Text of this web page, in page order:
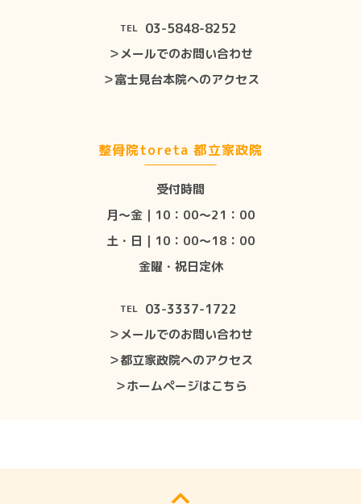
TEL 03-5848-8252
＞メールでのお問い合わせ
＞富士見台本院へのアクセス
整骨院toreta 都立家政院
受付時間
月〜金｜10：00〜21：00
土・日｜10：00〜18：00
金曜・祝日定休
TEL 03-3337-1722
＞メールでのお問い合わせ
＞都立家政院へのアクセス
＞ホームページはこちら